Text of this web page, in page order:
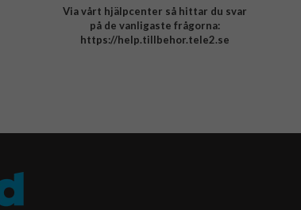
Via vårt hjälpcenter så hittar du svar
på de vanligaste frågorna:
https://help.tillbehor.tele2.se